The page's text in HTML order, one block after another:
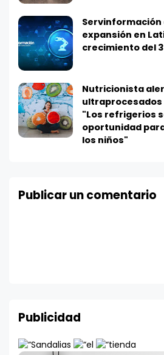
Servinformación
expansión en
crecimiento del
Nutricionista
ultraprocesados
"Los refrigerios
oportunidad
los niños"
Publicar un comentario
Publicidad